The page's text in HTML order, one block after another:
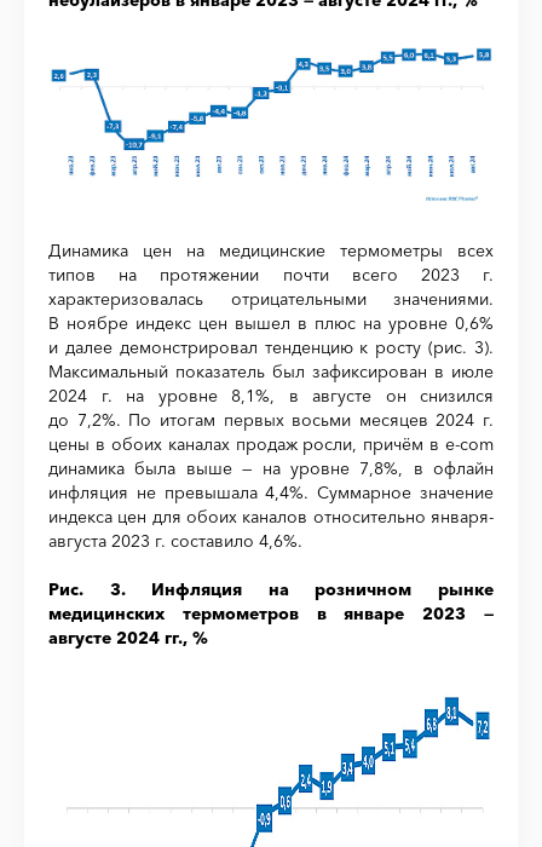
Динамика цен на медицинские термометры всех
типов на протяжении почти всего 2023 г.
характеризовалась отрицательными значениями.
В ноябре индекс цен вышел в плюс на уровне 0,6%
и далее демонстрировал тенденцию к росту (рис. 3).
Максимальный показатель был зафиксирован в июле
2024 г. на уровне 8,1%, в августе он снизился
до 7,2%. По итогам первых восьми месяцев 2024 г.
цены в обоих каналах продаж росли, причём в e-com
динамика была выше — на уровне 7,8%, в офлайн
инфляция не превышала 4,4%. Суммарное значение
индекса цен для обоих каналов относительно января-
августа 2023 г. составило 4,6%.
Рис. 3. Инфляция на розничном рынке
медицинских термометров в январе 2023 —
августе 2024 гг., %